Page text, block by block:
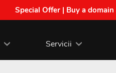
Special Offer | Buy a
Servicii